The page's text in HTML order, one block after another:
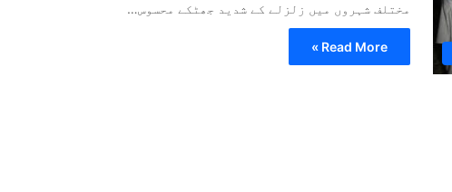
مختلف شہروں میں زلزلے کے شدید جھٹکے محسوس…
Read More »